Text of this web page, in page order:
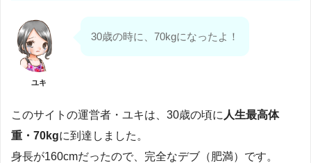
ユキ
30歳の時に、70kgになったよ！
このサイトの運営者・ユキは、30歳の頃に 人生最高体
重・70kgに到達しました。
身長が160cmだったので、完全なデブ（肥満）です。